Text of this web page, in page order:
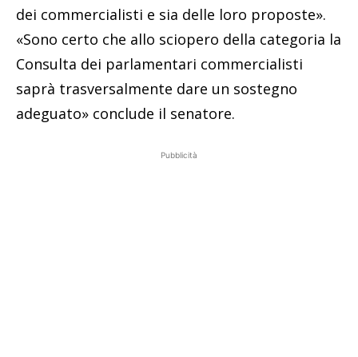
dei commercialisti e sia delle loro proposte».
«Sono certo che allo sciopero della categoria la
Consulta dei parlamentari commercialisti
saprà trasversalmente dare un sostegno
adeguato» conclude il senatore.
Pubblicità